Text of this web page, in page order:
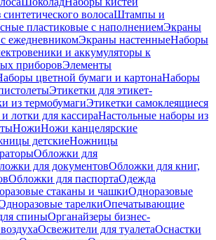
волосаШтампы и
пластиковые с наполнениемЭкраны
ежедневникомЭкраны настенныеНаборы
и аккумуляторы к
приборовЭлементы
цветной бумаги и картонаНаборы
Этикетки для этикет-
из термобумагиЭтикетки самоклеящиеся
лотки для кассираНастольные наборы из
НожиНожи канцелярские
детскиеНожницы
Обложки для
для документовОбложки для книг,
Обложки для паспортаОдежда
стаканы и чашкиОдноразовые
тарелкиОпечатывающие
спиныОрганайзеры бизнес-
Освежители для туалетаОснастки